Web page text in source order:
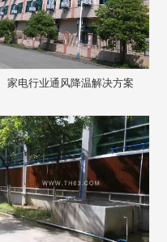
家电行业通风降温解决方案